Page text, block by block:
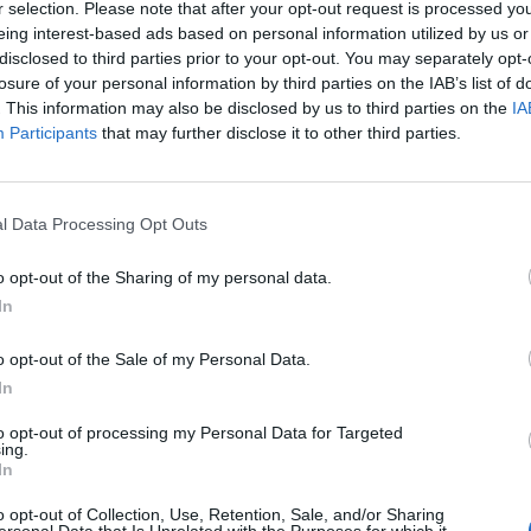
selection. Please note that after your opt-out request is processed
interest-based ads based on personal information utilized by us
to third parties prior to your opt-out. You may separately
of your personal information by third parties on the IAB’s list of
This information may also be disclosed by us to third parties on the
Participants that may further disclose it to other third parties.
Data Processing Opt Outs
opt-out of the Sharing of my personal data.
opt-out of the Sale of my Personal Data.
opt-out of processing my Personal Data for Targeted
opt-out of Collection, Use, Retention, Sale, and/or Sharing
a centrocampo Park e Ronaldo sulle
e Carrick al centro e in attacco Rooney
da Giggs. Il Bolton sfrutta i primi istanti di
un paio di occasioni, ma quando i
mettono il turbo non c'è nulla da fare:
Rudy Giuliani a Come States?
Trump, Meloni e la strategia
americana